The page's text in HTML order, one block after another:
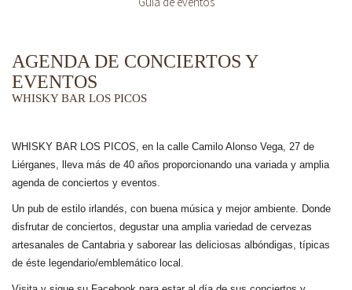
AGENDA DE CONCIERTOS Y
EVENTOS
WHISKY BAR LOS PICOS
WHISKY BAR LOS PICOS, en la calle Camilo Alonso Vega, 27 de
Liérganes, lleva más de 40 años proporcionando una variada y amplia
agenda de conciertos y eventos.
Un pub de estilo irlandés, con buena música y mejor ambiente. Donde
disfrutar de conciertos, degustar una amplia variedad de cervezas
artesanales de Cantabria y saborear las deliciosas albóndigas, típicas
de éste legendario/emblemático local.